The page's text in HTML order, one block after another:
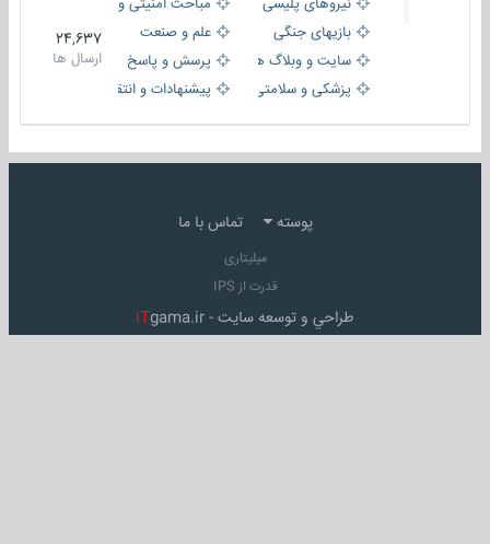
نیروهای پلیسی
مباحث امنیتی و اطلاعاتی
بازیهای جنگی
علم و صنعت
سایت و وبلاگ ها
پرسش و پاسخ
پزشکی و سلامتی
پیشنهادات و انتقادات
24,637
ارسال ها
پوسته تماس با ما
میلیتاری
قدرت از IPS
طراحي و توسعه سايت - iTgama.ir